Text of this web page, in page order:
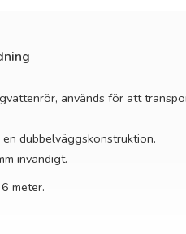
används för att
dubbelväggskonstruktion.
invändigt.
meter.